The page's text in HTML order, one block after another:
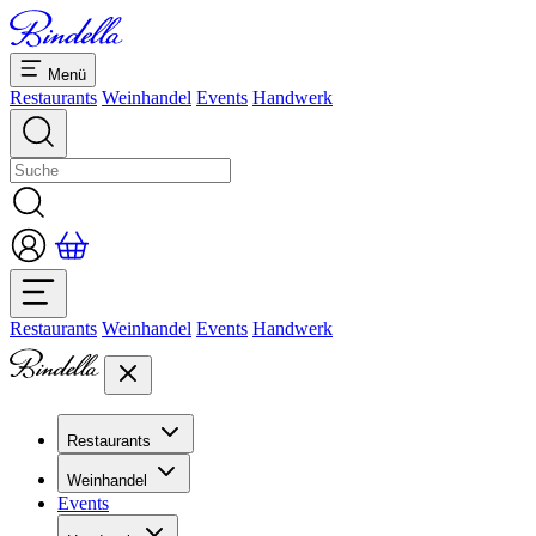
Menü
Restaurants Weinhandel Events Handwerk
Restaurants Weinhandel Events Handwerk
Restaurants
Übersicht Restaurants
Bankette & Events
Dolcezze
Weinhandel
Übersicht
Events